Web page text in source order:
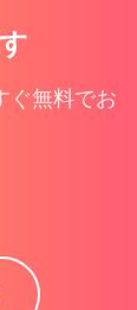
ぐ無料でお